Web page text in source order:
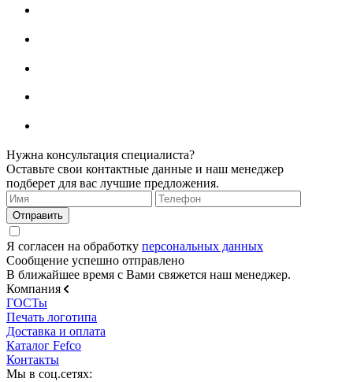
Нужна консультация специалиста?
Оставьте свои контактные данные и наш менеджер
подберет для вас лучшие предложения.
Я согласен на обработку персональных данных
Сообщение успешно отправлено
В ближайшее время с Вами свяжется наш менеджер.
Компания
ГОСТы
Печать логотипа
Доставка и оплата
Каталог Fefco
Контакты
Мы в соц.сетях: